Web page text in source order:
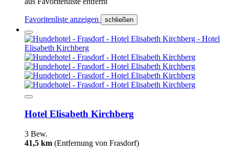
Favoritenliste anzeigen schließen
Hotel Elisabeth Kirchberg
3 Bew.
41,5 km (Entfernung von Frasdorf)